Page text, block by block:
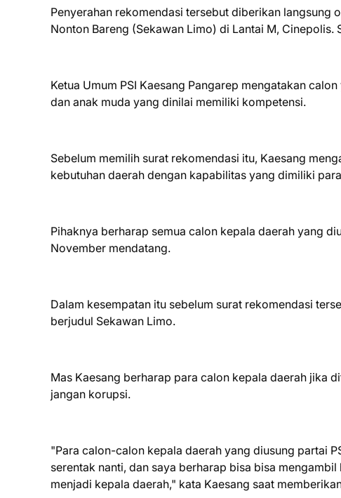
Penyerahan rekomendasi tersebut diberikan langsung
Nonton Bareng (Sekawan Limo) di Lantai M,
Ketua Umum PSI Kaesang Pangarep mengatakan
dan anak muda yang dinilai memiliki kompetensi.
Sebelum memilih surat rekomendasi itu, Kaesang
kebutuhan daerah dengan kapabilitas yang dimiliki
Pihaknya berharap semua calon kepala daerah yang
November mendatang.
Dalam kesempatan itu sebelum surat rekomendasi
berjudul Sekawan Limo.
Mas Kaesang berharap para calon kepala daerah jika
jangan korupsi.
"Para calon-calon kepala daerah yang diusung partai
serentak nanti, dan saya berharap bisa bisa
menjadi kepala daerah," kata Kaesang saat